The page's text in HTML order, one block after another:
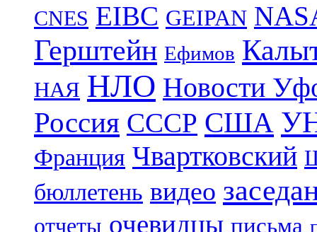
CNES EIBC GEIPAN
Герштейн Ефимов
НАЯ НЛО Новости
Россия СССР США
Франция Чвартковский
бюллетень видео
отчеты очевидцы письма